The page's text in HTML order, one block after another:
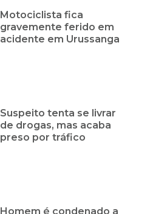
Motociclista fica
gravemente ferido em
acidente em Urussanga
Suspeito tenta se livrar
de drogas, mas acaba
preso por tráfico
Homem é condenado a